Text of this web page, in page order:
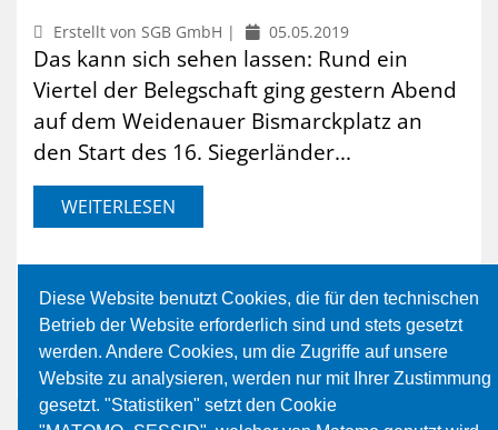
Diese Website benutzt Cookies, die für den technischen
Betrieb der Website erforderlich sind und stets gesetzt
werden. Andere Cookies, um die Zugriffe auf unsere
Website zu analysieren, werden nur mit Ihrer Zustimmung
gesetzt. "Statistiken" setzt den Cookie
Erstellt von SGB GmbH | 05.05.2019
Das kann sich sehen lassen: Rund ein
Viertel der Belegschaft ging gestern Abend
auf dem Weidenauer Bismarckplatz an
den Start des 16. Siegerländer...
WEITERLESEN
Vorherige 1 .... 11 12 13